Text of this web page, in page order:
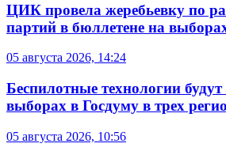
ЦИК провела жеребьевку по
партий в бюллетене на
05 августа 2026, 14:24
Беспилотные технологии будут
выборах в Госдуму в трех
05 августа 2026, 10:56